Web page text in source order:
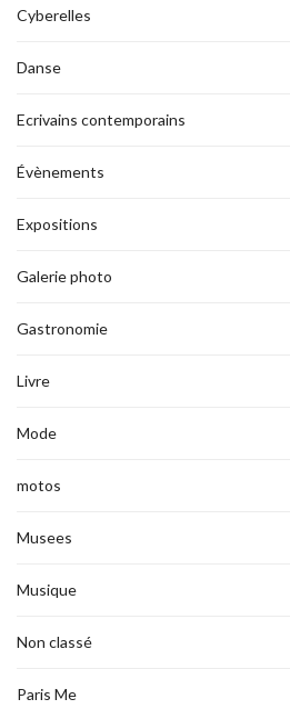
Cyberelles
Danse
Ecrivains contemporains
Évènements
Expositions
Galerie photo
Gastronomie
Livre
Mode
motos
Musees
Musique
Non classé
Paris Me